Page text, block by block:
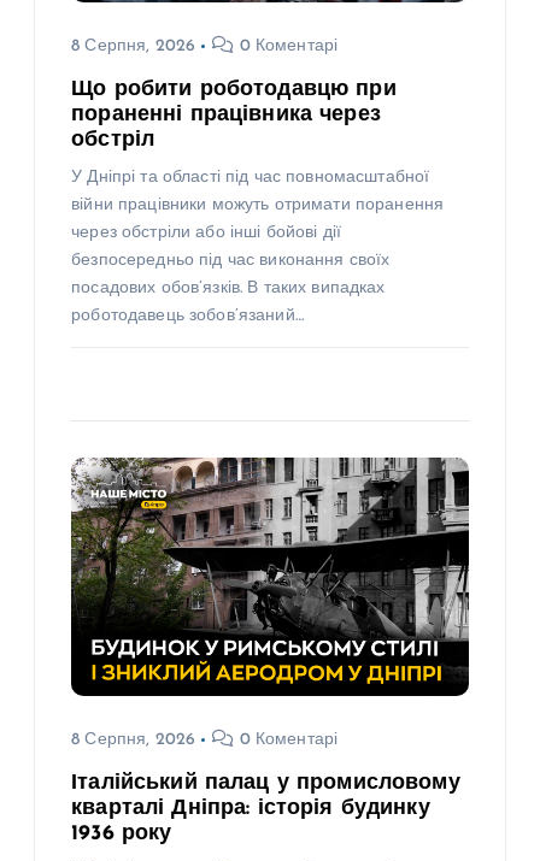
8 Серпня, 2026 0 Коментарі
Що робити роботодавцю при
пораненні працівника через
обстріл
У Дніпрі та області під час повномасштабної
війни працівники можуть отримати поранення
через обстріли або інші бойові дії
безпосередньо під час виконання своїх
посадових обов’язків. В таких випадках
роботодавець зобов’язаний…
8 Серпня, 2026 0 Коментарі
Італійський палац у промисловому
кварталі Дніпра: історія будинку
1936 року